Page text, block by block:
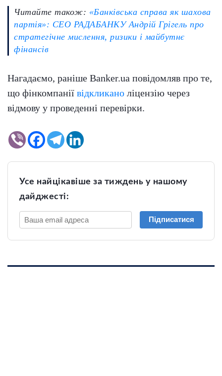
Читайте також: «Банківська справа як шахова
партія»: СЕО РАДАБАНКУ Андрій Грігель про
стратегічне мислення, ризики і майбутнє
фінансів
Нагадаємо, раніше Banker.ua повідомляв про те,
що фінкомпанії відкликано ліцензію через
відмову у проведенні перевірки.
Усе найцікавіше за тиждень у нашому
дайджесті:
Підписатися